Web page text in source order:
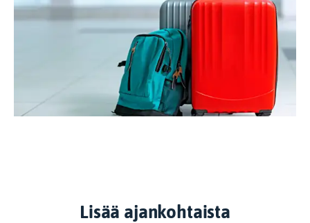
Lisää ajankohtaista